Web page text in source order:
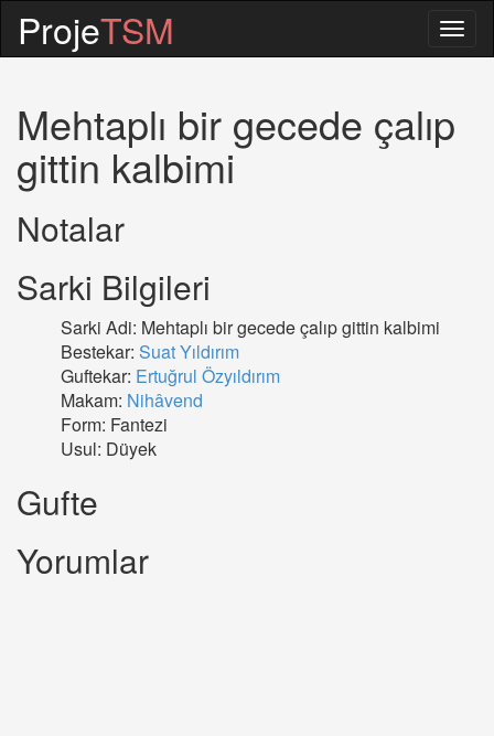
ProjeTSM
Mehtaplı bir gecede çalıp
gittin kalbimi
Notalar
Sarki Bilgileri
Sarki Adi: Mehtaplı bir gecede çalıp gittin kalbimi
Bestekar: Suat Yıldırım
Guftekar: Ertuğrul Özyıldırım
Makam: Nihâvend
Form: Fantezi
Usul: Düyek
Gufte
Yorumlar